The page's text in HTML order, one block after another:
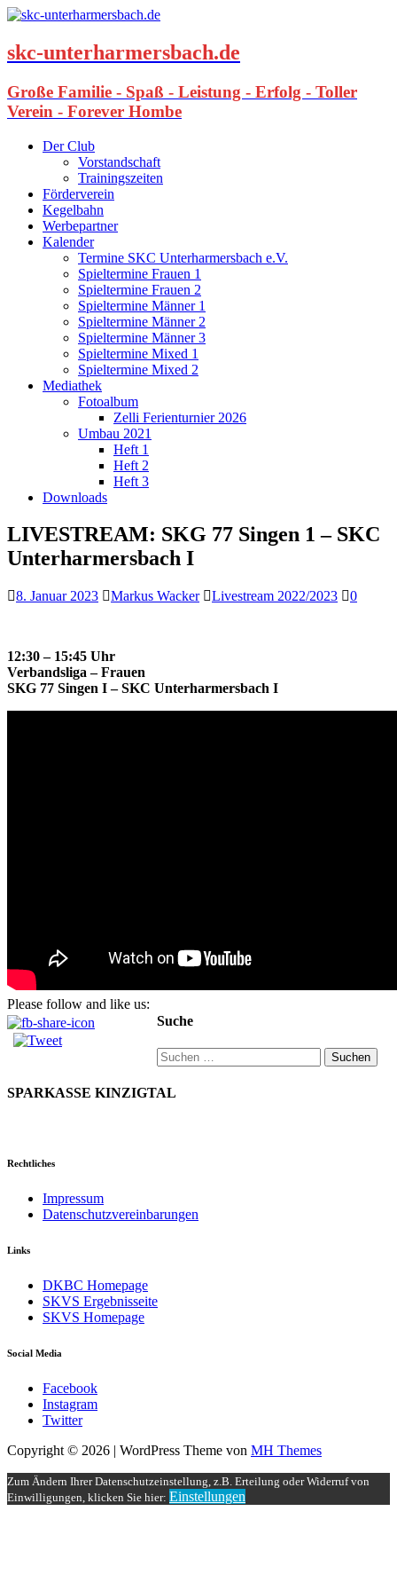
skc-unterharmersbach.de
Große Familie - Spaß - Leistung - Erfolg - Toller
Verein - Forever Hombe
Der Club
Vorstandschaft
Trainingszeiten
Förderverein
Kegelbahn
Werbepartner
Kalender
Termine SKC Unterharmersbach e.V.
Spieltermine Frauen 1
Spieltermine Frauen 2
Spieltermine Männer 1
Spieltermine Männer 2
Spieltermine Männer 3
Spieltermine Mixed 1
Spieltermine Mixed 2
Mediathek
Fotoalbum
Zelli Ferienturnier 2026
Umbau 2021
Heft 1
Heft 2
Heft 3
Downloads
LIVESTREAM: SKG 77 Singen 1 – SKC
Unterharmersbach I
8. Januar 2023 Markus Wacker Livestream 2022/2023 0
12:30 – 15:45 Uhr
Verbandsliga – Frauen
SKG 77 Singen I – SKC Unterharmersbach I
Please follow and like us:
Suche
Suchen
nach:
SPARKASSE KINZIGTAL
Rechtliches
Impressum
Datenschutzvereinbarungen
Links
DKBC Homepage
SKVS Ergebnisseite
SKVS Homepage
Social Media
Facebook
Instagram
Twitter
Copyright © 2026 | WordPress Theme von MH Themes
Zum Ändern Ihrer Datenschutzeinstellung, z.B. Erteilung oder Widerruf von
Einwilligungen, klicken Sie hier: Einstellungen